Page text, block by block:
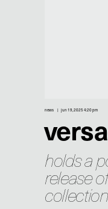
news jun 19, 2025 4:20 pm
holds a
release
collection